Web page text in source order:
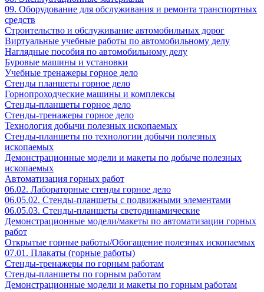
09. Оборудование для обслуживания и ремонта транспортных
средств
Строительство и обслуживание автомобильных дорог
Виртуальные учебные работы по автомобильному делу
Наглядные пособия по автомобильному делу
Буровые машины и установки
Учебные тренажеры горное дело
Стенды планшеты горное дело
Горнопроходческие машины и комплексы
Стенды-планшеты горное дело
Стенды-тренажеры горное дело
Технология добычи полезных ископаемых
Стенды-планшеты по технологии добычи полезных
ископаемых
Демонстрационные модели и макеты по добыче полезных
ископаемых
Автоматизация горных работ
06.02. Лабораторные стенды горное дело
06.05.02. Стенды-планшеты с подвижными элементами
06.05.03. Стенды-планшеты светодинамические
Демонстрационные модели/макеты по автоматизации горных
работ
Открытые горные работы/Обогащение полезных ископаемых
07.01. Плакаты (горные работы)
Стенды-тренажеры по горным работам
Стенды-планшеты по горным работам
Демонстрационные модели и макеты по горным работам